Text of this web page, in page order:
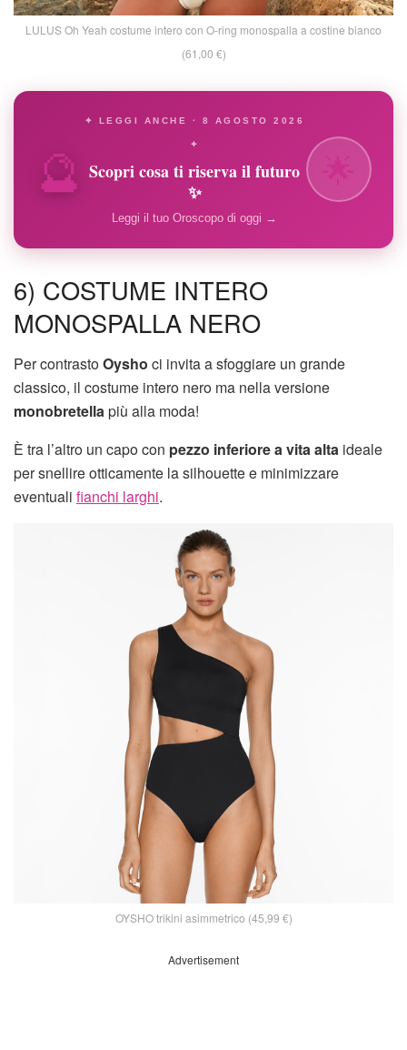
LULUS Oh Yeah costume intero con O-ring monospalla a costine bianco
(61,00 €)
🔮
✦ LEGGI ANCHE · 8 AGOSTO 2026
✦
Scopri cosa ti riserva il futuro
✨
Leggi il tuo Oroscopo di oggi →
6) COSTUME INTERO
MONOSPALLA NERO
Per contrastoOysho ci invita a sfoggiare un grande
classico, il costume intero nero ma nella versione
monobretella più alla moda!
È tra l’altro un capo con pezzo inferiore a vita alta ideale
per snellire otticamente la silhouette e minimizzare
eventuali fianchi larghi.
OYSHO trikini asimmetrico (45,99 €)
Advertisement